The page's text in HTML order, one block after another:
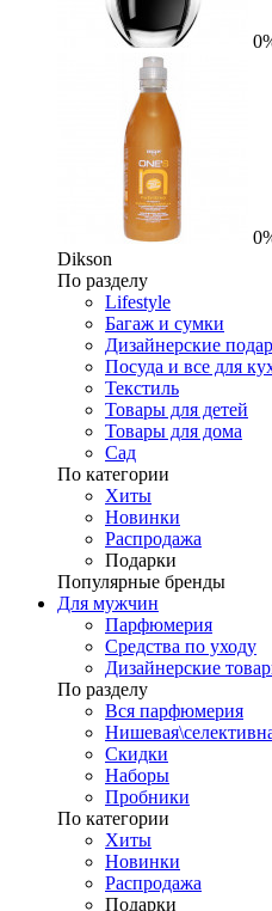
Dikson
По разделу
Lifestyle
Багаж и сумки
Дизайнерские
Посуда и все для
Текстиль
Товары для детей
Товары для дома
Сад
По категории
Хиты
Новинки
Распродажа
Подарки
Популярные бренды
Для мужчин
Парфюмерия
Средства по уходу
Дизайнерские
По разделу
Вся парфюмерия
Скидки
Наборы
Пробники
По категории
Хиты
Новинки
Распродажа
Подарки